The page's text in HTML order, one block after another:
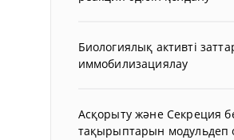
Биологиялық активті
иммобилизациялау
Асқорыту және Секреция
тақырыптарын модульдеп